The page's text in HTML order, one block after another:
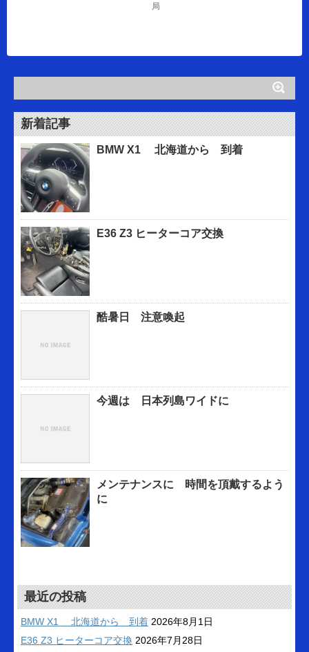
局
新着記事
BMW X1 北海道から 到着
E36 Z3 ヒーターコア交換
酷暑日 注意喚起
今週は 日本列島ワイドに
メンテナンスに 時間を頂戴するよう
に
最近の投稿
BMW X1 北海道から 到着 2026年8月1日
E36 Z3 ヒーターコア交換 2026年7月28日